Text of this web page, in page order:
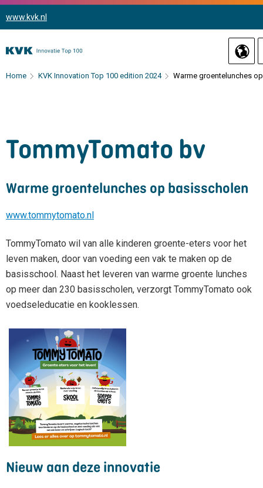
www.kvk.nl
Home KVK Innovation Top 100 edition 2024 Warme groentelunches
TommyTomato bv
Warme groentelunches op basisscholen
www.tommytomato.nl
TommyTomato wil van alle kinderen groente-eters voor het
leven maken, door van voeding een vak te maken op de
basisschool. Naast het leveren van warme groente lunches
op meer dan 230 basisscholen, verzorgt TommyTomato ook
voedseleducatie en kooklessen.
Nieuw aan deze innovatie